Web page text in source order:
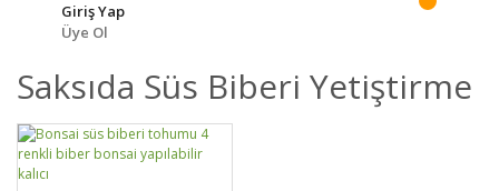
Giriş Yap
Üye Ol
Saksıda Süs Biberi Yetiştirme